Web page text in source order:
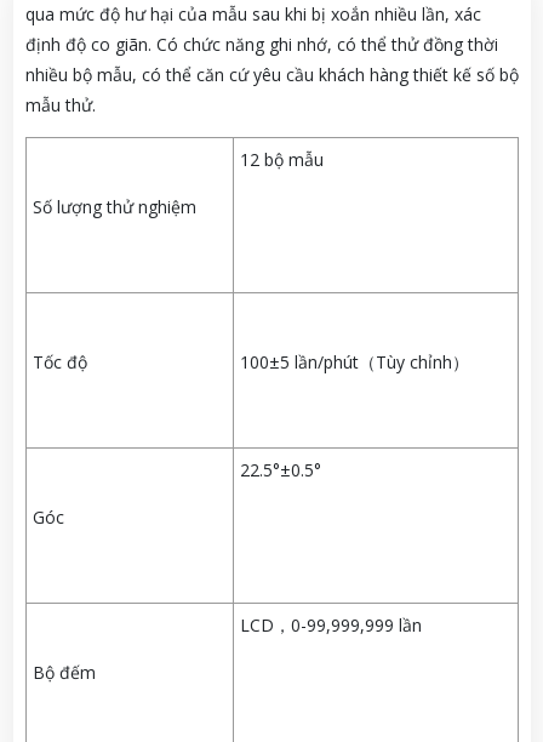
qua mức độ hư hại của mẫu sau khi bị xoắn nhiều lần, xác
định độ co giãn. Có chức năng ghi nhớ, có thể thử đồng thời
nhiều bộ mẫu, có thể căn cứ yêu cầu khách hàng thiết kế số bộ
mẫu thử.
Số lượng thử nghiệm
12 bộ mẫu
Tốc độ 100±5 lần/phút（Tùy chỉnh）
Góc
22.5°±0.5°
Bộ đếm
LCD，0-99,999,999 lần